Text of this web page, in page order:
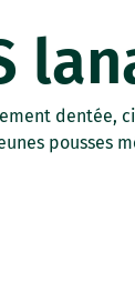
dentée,
pousses